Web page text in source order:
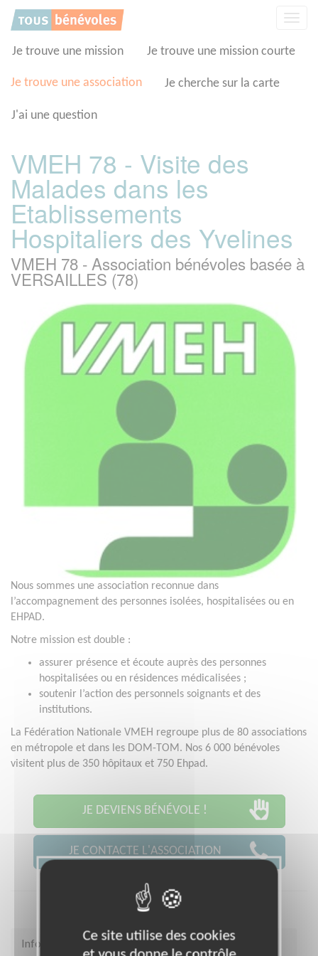
Je trouve une mission Je trouve une mission courte
Je trouve une association Je cherche sur la carte
J'ai une question
VMEH 78 - Visite des
Malades dans les
Etablissements
Hospitaliers des Yvelines
VMEH 78 - Association bénévoles basée à
VERSAILLES (78)
Nous sommes une association reconnue dans
l’accompagnement des personnes isolées, hospitalisées ou en
EHPAD.
Notre mission est double :
assurer présence et écoute auprès des personnes
hospitalisées ou en résidences médicalisées ;
soutenir l’action des personnels soignants et des
institutions.
La Fédération Nationale VMEH regroupe plus de 80 associations
en métropole et dans les DOM-TOM. Nos 6 000 bénévoles
visitent plus de 350 hôpitaux et 750 Ehpad.
JE DEVIENS BÉNÉVOLE !
JE CONTACTE L'ASSOCIATION
Infos pratiques
Panneau de gestion des cookies
Ce site utilise des cookies